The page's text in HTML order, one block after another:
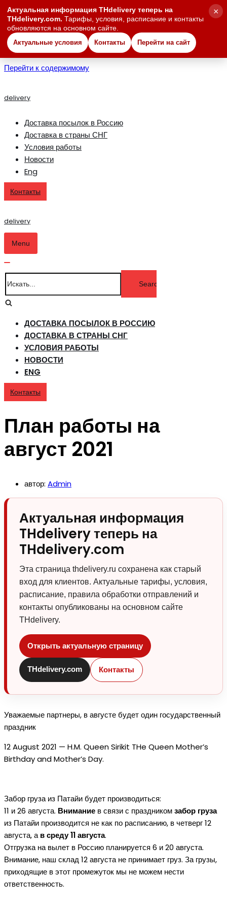
Перейти к содержимому
delivery
Доставка посылок в Россию
Доставка в страны СНГ
Условия работы
Новости
Eng
Контакты
delivery
Menu
Показать/
навигацию
Искать...
ДОСТАВКА ПОСЫЛОК В РОССИЮ
ДОСТАВКА В СТРАНЫ СНГ
УСЛОВИЯ РАБОТЫ
НОВОСТИ
ENG
Контакты
План работы на
август 2021
автор: Admin
Актуальная информация
THdelivery теперь на
THdelivery.com
Эта страница thdelivery.ru сохранена как старый
вход для клиентов. Актуальные тарифы, условия,
расписание, правила обработки отправлений и
контакты опубликованы на основном сайте
THdelivery.
Открыть актуальную страницу
THdelivery.com Контакты
Уважаемые партнеры, в августе будет один государственный
праздник
12 August 2021 — H.M. Queen Sirikit THe Queen Mother’s
Birthday and Mother’s Day.
Забор груза из Патайи будет производиться:
11 и 26 августа. Внимание в связи с праздникомзабор груза
из Патайи производится не как по расписанию, в четверг 12
августа, ав среду 11 августа.
Отгрузка на вылет в Россию планируется 6 и 20 августа.
Внимание, наш склад 12 августа не принимает груз. За грузы,
приходящие в этот промежуток мы не можем нести
ответственность.
Актуальная информация THdelivery теперь на
THdelivery.com. Тарифы, условия, расписание и контакты
обновляются на основном сайте.
Актуальные условия Контакты Перейти на сайт
×